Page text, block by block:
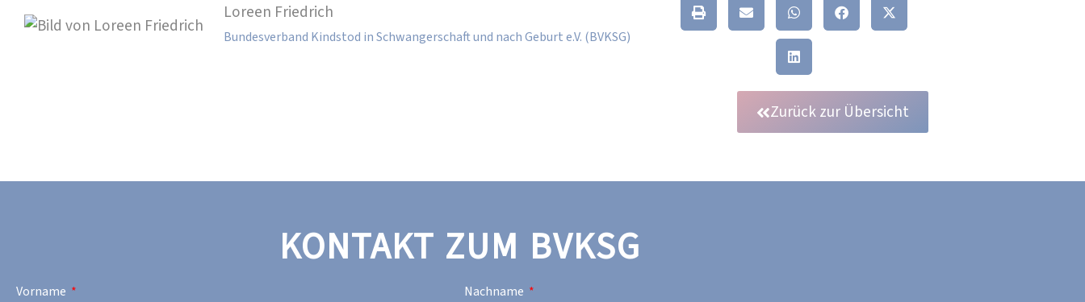
Loreen Friedrich
Bundesverband Kindstod in Schwangerschaft und nach Geburt e.V. (BVKSG)
Zurück zur Übersicht
KONTAKT ZUM BVKSG
Vorname Nachname